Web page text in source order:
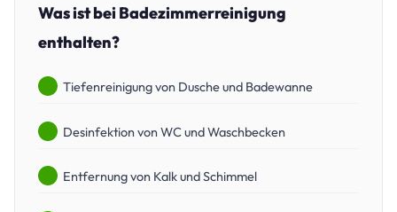
Was ist bei Badezimmerreinigung
enthalten?
Tiefenreinigung von Dusche und Badewanne
Desinfektion von WC und Waschbecken
Entfernung von Kalk und Schimmel